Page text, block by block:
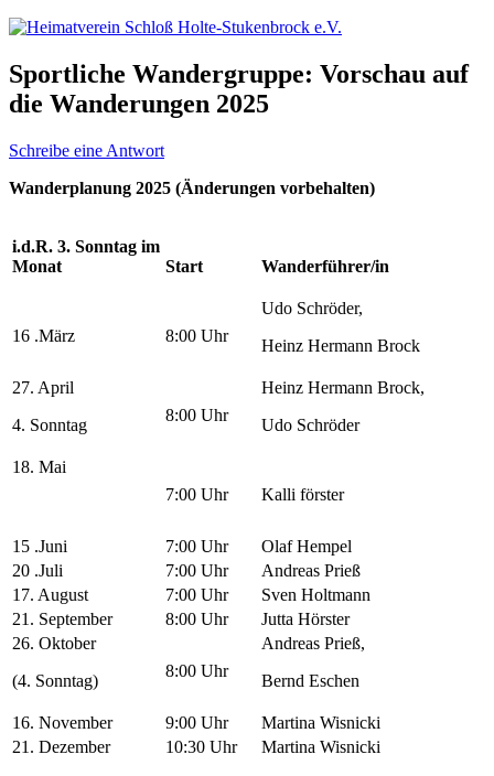
Sportliche Wandergruppe: Vorschau auf
die Wanderungen 2025
Schreibe eine Antwort
Wanderplanung 2025 (Änderungen vorbehalten)
i.d.R. 3. Sonntag im
Monat
Start Wanderführer/in
16 .März 8:00 Uhr
Udo Schröder,
Heinz Hermann Brock
27. April
4. Sonntag
8:00 Uhr
Heinz Hermann Brock,
Udo Schröder
18. Mai
7:00 Uhr
Kalli förster
15 .Juni 7:00 Uhr
Olaf Hempel
20 .Juli
7:00 Uhr
Andreas Prieß
17. August
7:00 Uhr
Sven Holtmann
21. September
8:00 Uhr
Jutta Hörster
26. Oktober
(4. Sonntag)
8:00 Uhr
Andreas Prieß,
Bernd Eschen
16. November 9:00 Uhr
Martina Wisnicki
21. Dezember
10:30 Uhr Martina Wisnicki